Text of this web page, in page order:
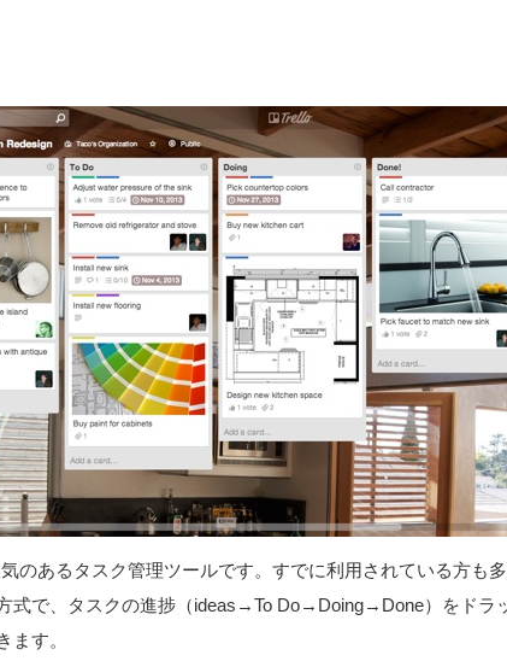
気のあるタスク管理ツールです。すでに利用されている方も
式で、タスクの進捗（ideas→To Do→Doing→Done）をドラ
ます。